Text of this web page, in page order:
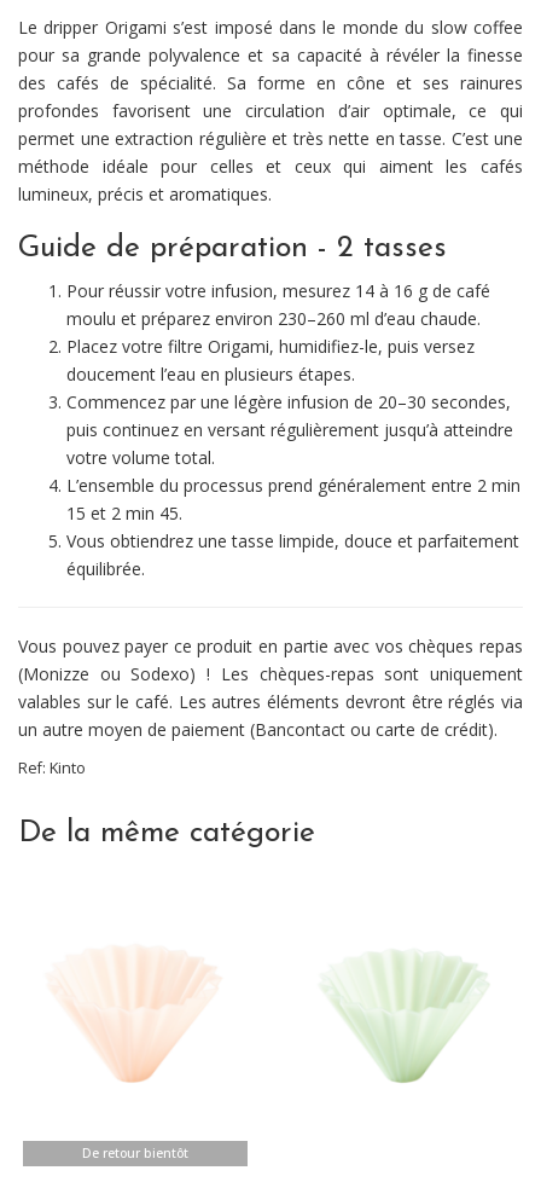
Le dripper Origami s’est imposé dans le monde du slow coffee
pour sa grande polyvalence et sa capacité à révéler la finesse
des cafés de spécialité. Sa forme en cône et ses rainures
profondes favorisent une circulation d’air optimale, ce qui
permet une extraction régulière et très nette en tasse. C’est une
méthode idéale pour celles et ceux qui aiment les cafés
lumineux, précis et aromatiques.
Guide de préparation - 2 tasses
Pour réussir votre infusion, mesurez 14 à 16 g de café
moulu et préparez environ 230–260 ml d’eau chaude.
Placez votre filtre Origami, humidifiez-le, puis versez
doucement l’eau en plusieurs étapes.
Commencez par une légère infusion de 20–30 secondes,
puis continuez en versant régulièrement jusqu’à atteindre
votre volume total.
L’ensemble du processus prend généralement entre 2 min
15 et 2 min 45.
Vous obtiendrez une tasse limpide, douce et parfaitement
équilibrée.
Vous pouvez payer ce produit en partie avec vos chèques repas
(Monizze ou Sodexo) ! Les chèques-repas sont uniquement
valables sur le café. Les autres éléments devront être réglés via
un autre moyen de paiement (Bancontact ou carte de crédit).
Ref: Kinto
De la même catégorie
De retour bientôt